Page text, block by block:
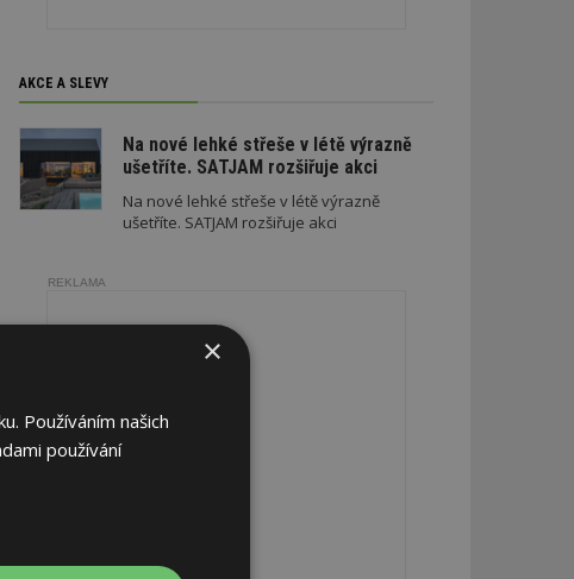
AKCE A SLEVY
Na nové lehké střeše v létě výrazně
ušetříte. SATJAM rozšiřuje akci
Na nové lehké střeše v létě výrazně
ušetříte. SATJAM rozšiřuje akci
REKLAMA
×
Používáním našich
používání